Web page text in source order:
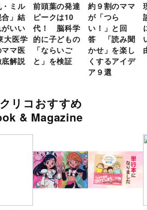
・ミル
」結
いい
大医学
マ医
解説
前頭葉の発達
ピークは10
代！ 脳科学
的に子どもの
「ならいご
と」を検証
約９割のママ
が「つら
い！」と回
答 「読み聞
かせ」を楽し
くするアイデ
ア９選
リコおすすめ
& Magazine